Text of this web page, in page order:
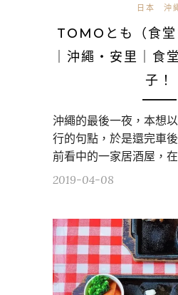
日本 沖
TOMOとも（食堂
｜沖繩・安里｜食
子！
沖繩的最後一夜，本想
行的句點，於是還完車
前看中的一家居酒屋，
2019-04-08